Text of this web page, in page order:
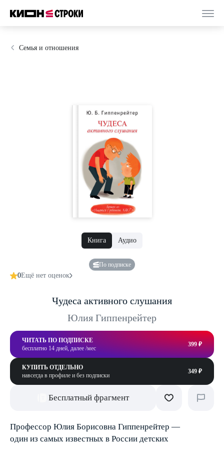
Семья и отношения
Книга Аудио
По подписке
0Ещё нет оценок
Чудеса активного слушания
Юлия Гиппенрейтер
ЧИТАТЬ ПО ПОДПИСКЕ
бесплатно 14 дней, далее /мес
399 ₽
КУПИТЬ ОТДЕЛЬНО
навсегда в профиле и без подписки
349 ₽
Бесплатный фрагмент
Профессор Юлия Борисовна Гиппенрейтер —
один из самых известных в России детских